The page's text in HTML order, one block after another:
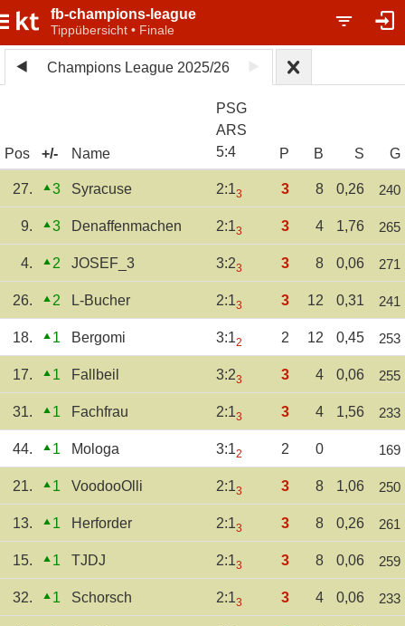
fb-champions-league
Tippübersicht • Finale
Champions League 2025/26
Pos +/- Name
PSG
ARS
5:4 P B S G
27. 3 Syracuse 2:13 3 8 0,26 240
9. 3 Denaffenmachen 2:13 3 4 1,76 265
4. 2 JOSEF_3 3:23 3 8 0,06 271
26. 2 L-Bucher 2:13 3 12 0,31 241
18. 1 Bergomi 3:12 2 12 0,45 253
17. 1 Fallbeil 3:23 3 4 0,06 255
31. 1 Fachfrau 2:13 3 4 1,56 233
44. 1 Mologa 3:12 2 0 169
21. 1 VoodooOlli 2:13 3 8 1,06 250
13. 1 Herforder 2:13 3 8 0,26 261
15. 1 TJDJ 2:13 3 8 0,06 259
32. 1 Schorsch 2:13 3 4 0,06 233